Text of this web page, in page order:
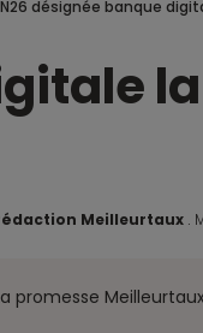
N26 désignée banque
Meilleurtaux .
promesse Meilleurtaux